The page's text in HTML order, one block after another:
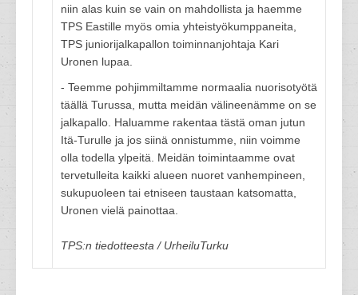
niin alas kuin se vain on mahdollista ja haemme
TPS Eastille myös omia yhteistyökumppaneita,
TPS juniorijalkapallon toiminnanjohtaja Kari
Uronen lupaa.
- Teemme pohjimmiltamme normaalia nuorisotyötä
täällä Turussa, mutta meidän välineenämme on se
jalkapallo. Haluamme rakentaa tästä oman jutun
Itä-Turulle ja jos siinä onnistumme, niin voimme
olla todella ylpeitä. Meidän toimintaamme ovat
tervetulleita kaikki alueen nuoret vanhempineen,
sukupuoleen tai etniseen taustaan katsomatta,
Uronen vielä painottaa.
TPS:n tiedotteesta / UrheiluTurku